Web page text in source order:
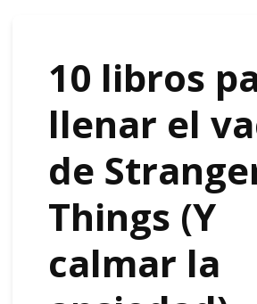
10 libros
llenar el
de
Things (Y
calmar la